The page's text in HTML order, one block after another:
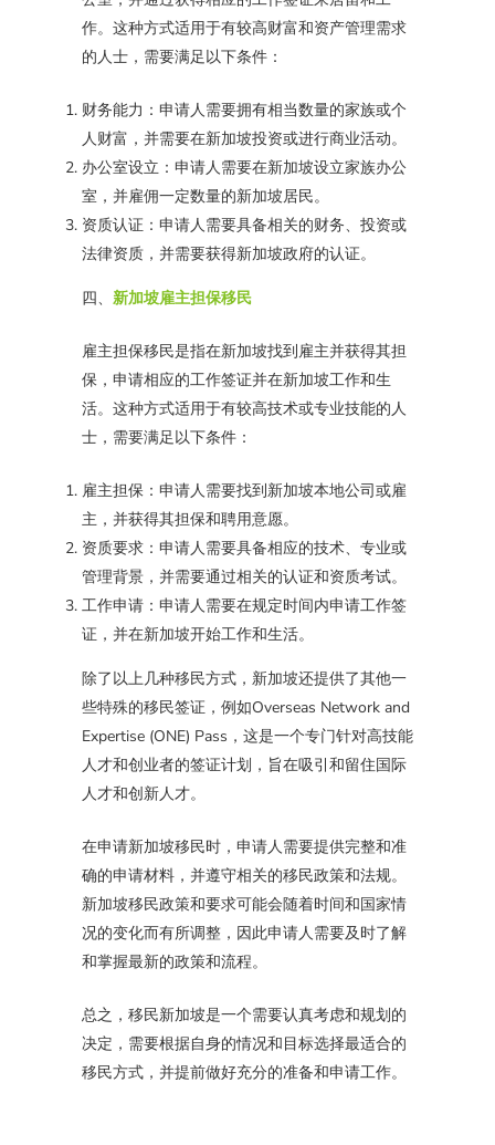
作。这种方式适用于有较高财富和资产管理需求
的人士，需要满足以下条件：
财务能力：申请人需要拥有相当数量的家族或个
人财富，并需要在新加坡投资或进行商业活动。
办公室设立：申请人需要在新加坡设立家族办公
室，并雇佣一定数量的新加坡居民。
资质认证：申请人需要具备相关的财务、投资或
法律资质，并需要获得新加坡政府的认证。
四、 新加坡雇主担保移民
雇主担保移民是指在新加坡找到雇主并获得其担
保，申请相应的工作签证并在新加坡工作和生
活。这种方式适用于有较高技术或专业技能的人
士，需要满足以下条件：
雇主担保：申请人需要找到新加坡本地公司或雇
主，并获得其担保和聘用意愿。
资质要求：申请人需要具备相应的技术、专业或
管理背景，并需要通过相关的认证和资质考试。
工作申请：申请人需要在规定时间内申请工作签
证，并在新加坡开始工作和生活。
除了以上几种移民方式，新加坡还提供了其他一
些特殊的移民签证，例如Overseas Network and
Expertise (ONE) Pass，这是一个专门针对高技能
人才和创业者的签证计划，旨在吸引和留住国际
人才和创新人才。
在申请新加坡移民时，申请人需要提供完整和准
确的申请材料，并遵守相关的移民政策和法规。
新加坡移民政策和要求可能会随着时间和国家情
况的变化而有所调整，因此申请人需要及时了解
和掌握最新的政策和流程。
总之，移民新加坡是一个需要认真考虑和规划的
决定，需要根据自身的情况和目标选择最适合的
移民方式，并提前做好充分的准备和申请工作。